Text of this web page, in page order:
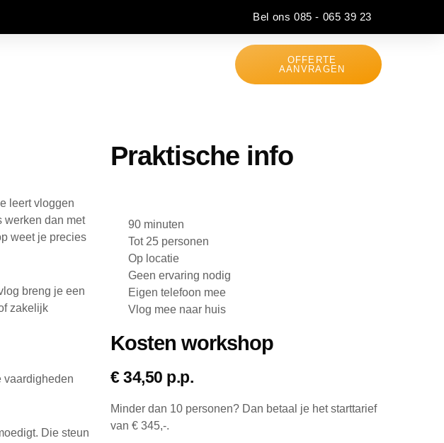
Bel ons 085 - 065 39 23
OFFERTE
AANVRAGEN
leert vloggen
werken dan met
weet je precies
breng je een
zakelijk
vaardigheden
Die steun
Praktische info
90 minuten
Tot 25 personen
Op locatie
Geen ervaring nodig
Eigen telefoon mee
Vlog mee naar huis
Kosten workshop
€ 34,50 p.p.
Minder dan 10 personen? Dan betaal je het starttarief
van € 345,-.